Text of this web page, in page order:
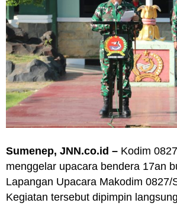
Sumenep, JNN.co.id – Kodim
menggelar upacara bendera 17an
Lapangan Upacara Makodim 0827/
Kegiatan tersebut dipimpin